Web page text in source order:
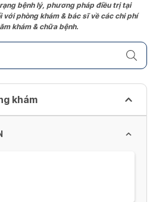
bệnh lý, phương pháp điều trị tại
phòng khám & bác sĩ về các chi phí
khám & chữa bệnh.
khám